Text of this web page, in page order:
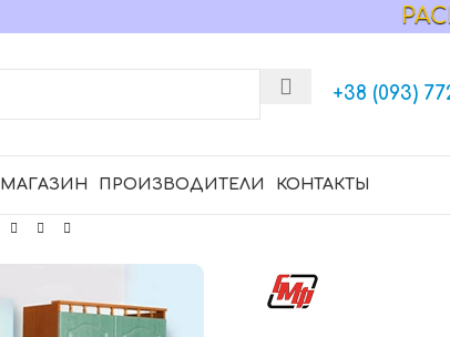
+38 (093)
МАГАЗИН ПРОИЗВОДИТЕЛИ КОНТАКТЫ